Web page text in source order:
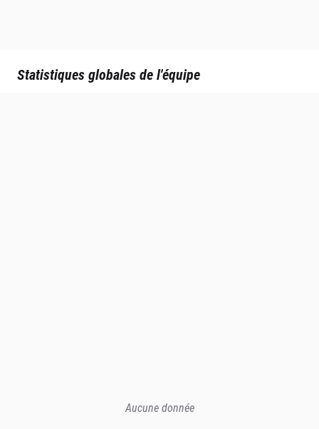
Statistiques globales de l'équipe
Aucune donnée